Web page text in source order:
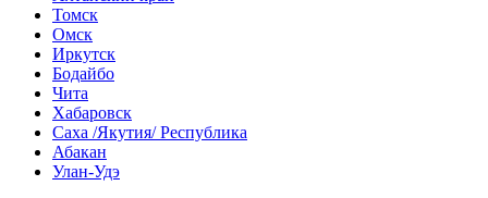
Томск
Омск
Иркутск
Бодайбо
Чита
Хабаровск
Саха /Якутия/ Республика
Абакан
Улан-Удэ